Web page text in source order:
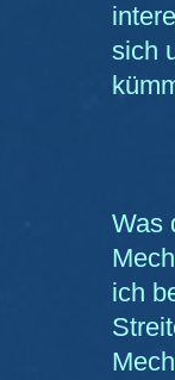
sich
Was
ich